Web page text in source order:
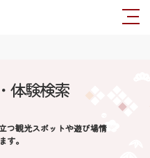
体験検索
つ観光スポットや遊び場情
す。